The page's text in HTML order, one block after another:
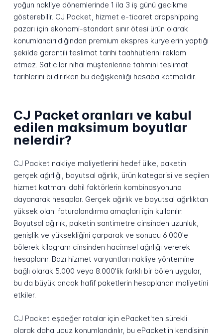
yoğun nakliye dönemlerinde 1 ila 3 iş günü gecikme
gösterebilir. CJ Packet, hizmet e-ticaret dropshipping
pazarı için ekonomi-standart sınır ötesi ürün olarak
konumlandırıldığından premium ekspres kuryelerin yaptığı
şekilde garantili teslimat tarihi taahhütlerini reklam
etmez. Satıcılar nihai müşterilerine tahmini teslimat
tarihlerini bildirirken bu değişkenliği hesaba katmalıdır.
CJ Packet oranları ve kabul
edilen maksimum boyutlar
nelerdir?
CJ Packet nakliye maliyetlerini hedef ülke, paketin
gerçek ağırlığı, boyutsal ağırlık, ürün kategorisi ve seçilen
hizmet katmanı dahil faktörlerin kombinasyonuna
dayanarak hesaplar. Gerçek ağırlık ve boyutsal ağırlıktan
yüksek olanı faturalandırma amaçları için kullanılır.
Boyutsal ağırlık, paketin santimetre cinsinden uzunluk,
genişlik ve yüksekliğini çarparak ve sonucu 6.000'e
bölerek kilogram cinsinden hacimsel ağırlığı vererek
hesaplanır. Bazı hizmet varyantları nakliye yöntemine
bağlı olarak 5.000 veya 8.000'lik farklı bir bölen uygular,
bu da büyük ancak hafif paketlerin hesaplanan maliyetini
etkiler.
CJ Packet eşdeğer rotalar için ePacket'ten sürekli
olarak daha ucuz konumlandırılır, bu ePacket'in kendisinin